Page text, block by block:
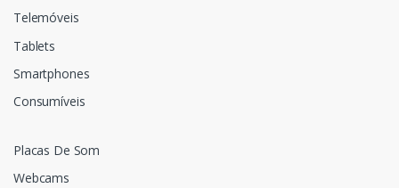
Telemóveis
Tablets
Smartphones
Consumíveis
Placas De Som
Webcams